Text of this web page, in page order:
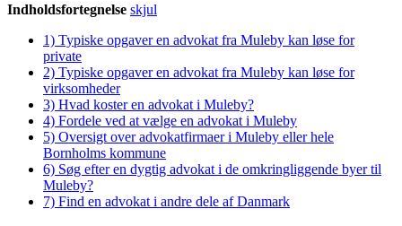
Indholdsfortegnelse skjul
1) Typiske opgaver en advokat fra Muleby kan løse for
private
2) Typiske opgaver en advokat fra Muleby kan løse for
virksomheder
3) Hvad koster en advokat i Muleby?
4) Fordele ved at vælge en advokat i Muleby
5) Oversigt over advokatfirmaer i Muleby eller hele
Bornholms kommune
6) Søg efter en dygtig advokat i de omkringliggende byer til
Muleby?
7) Find en advokat i andre dele af Danmark